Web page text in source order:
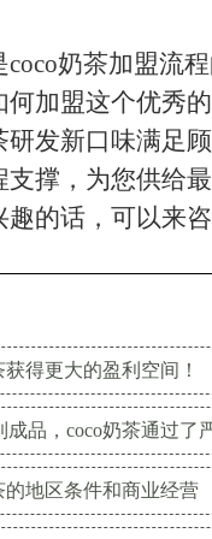
coco奶茶加盟流
何加盟这个优秀
研发新口味满足
支撑，为您供给
的话，可以来咨
获得更大的盈利空间！
成品，coco奶茶通过了
的地区条件和商业经营